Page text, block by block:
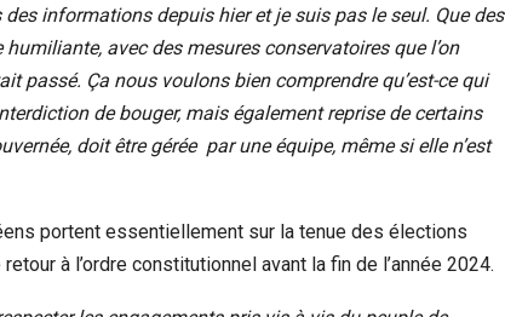
informations depuis hier et je suis pas le seul. Que des
avec des mesures conservatoires que l’on
passé. Ça nous voulons bien comprendre qu’est-ce qui
de bouger, mais également reprise de certains
doit être gérée par une équipe, même si elle n’est
portent essentiellement sur la tenue des élections
à l’ordre constitutionnel avant la fin de l’année 2024.